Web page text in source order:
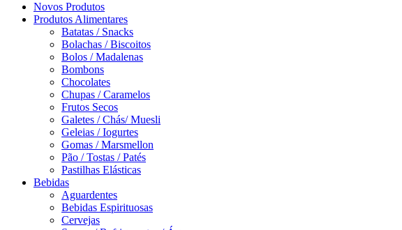
Novos Produtos
Produtos Alimentares
Batatas / Snacks
Bolachas / Biscoitos
Bolos / Madalenas
Bombons
Chocolates
Chupas / Caramelos
Frutos Secos
Galetes / Chás/ Muesli
Geleias / Iogurtes
Gomas / Marsmellon
Pão / Tostas / Patés
Pastilhas Elásticas
Bebidas
Aguardentes
Bebidas Espirituosas
Cervejas